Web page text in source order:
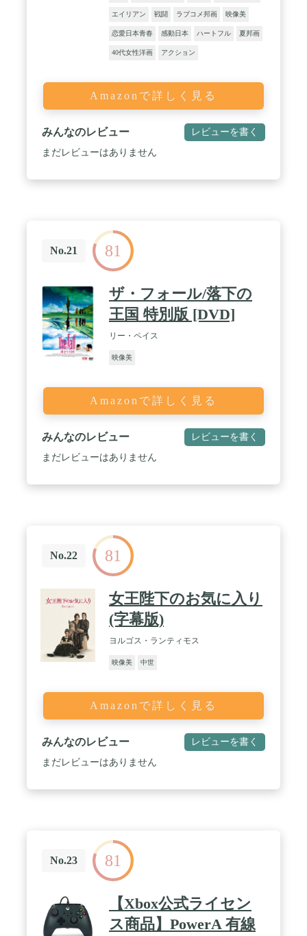
エイリアン 戦闘 ラブコメ邦画 映像美
恋愛日本青春 感動日本 ハートフル 夏邦画
40代女性洋画 アクション
Amazonで詳しく見る
みんなのレビュー レビューを書く
まだレビューはありません
No.21 81
ザ・フォール/落下の
王国 特別版 [DVD]
リー・ペイス
映像美
Amazonで詳しく見る
みんなのレビュー レビューを書く
まだレビューはありません
No.22 81
女王陛下のお気に入り
(字幕版)
ヨルゴス・ランティモス
映像美 中世
Amazonで詳しく見る
みんなのレビュー レビューを書く
まだレビューはありません
No.23 81
【Xbox公式ライセン
ス商品】PowerA 有線